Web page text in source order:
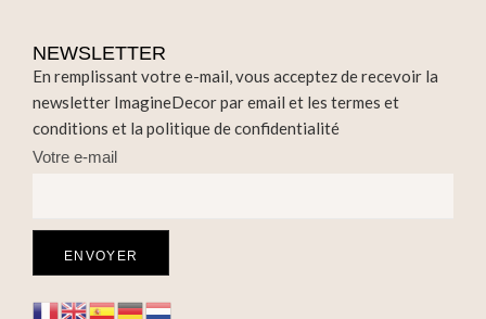
NEWSLETTER
En remplissant votre e-mail, vous acceptez de recevoir la
newsletter ImagineDecor par email et les termes et
conditions et la politique de confidentialité
Votre e-mail